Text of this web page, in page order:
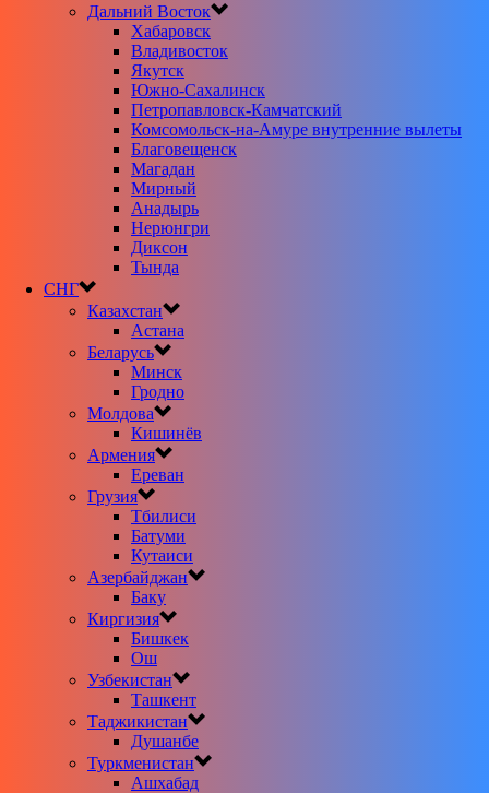
Дальний Восток
Хабаровск
Владивосток
Якутск
Южно-Сахалинск
Петропавловск-Камчатский
Комсомольск-на-Амуре внутренние вылеты
Благовещенск
Магадан
Мирный
Анадырь
Нерюнгри
Диксон
Тында
СНГ
Казахстан
Астана
Беларусь
Минск
Гродно
Молдова
Кишинёв
Армения
Ереван
Грузия
Тбилиси
Батуми
Кутаиси
Азербайджан
Баку
Киргизия
Бишкек
Ош
Узбекистан
Ташкент
Таджикистан
Душанбе
Туркменистан
Ашхабад